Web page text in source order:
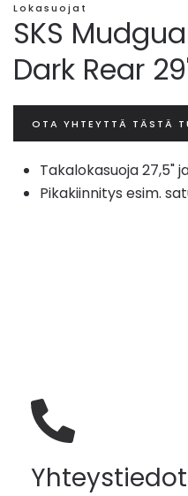
Lokasuojat
SKS
Dark Rear
OTA YHTEYTTÄ TÄSTÄ
Takalokasuoja 27,5"
Pikakiinnitys esim.
Yhteystiedot